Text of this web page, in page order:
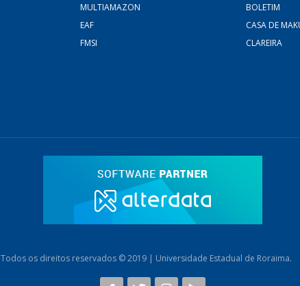
MULTIAMAZON
EAF
FMSI
BOLETIM
CASA DE
CLAREIRA
Todos os direitos reservados © 2019 | Universidade Estadual de Roraima.